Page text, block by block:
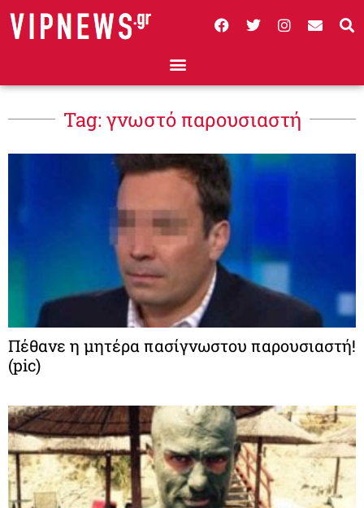
Tag: γνωστό παρουσιαστή
Πέθανε η μητέρα πασίγνωστου παρουσιαστή!
(pic)